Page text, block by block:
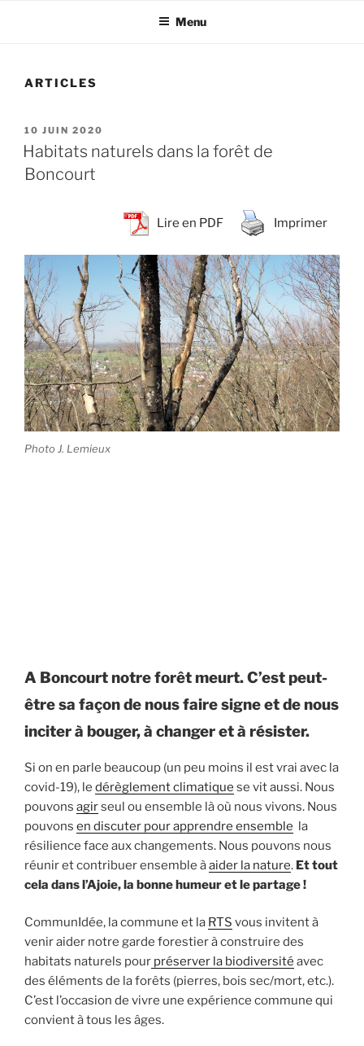
Menu
ARTICLES
PUBLIÉ
LE
10 JUIN 2020
Habitats naturels dans la forêt de
Boncourt
Lire en PDF Imprimer
Photo J. Lemieux
A Boncourt notre forêt meurt. C’est peut-
être sa façon de nous faire signe et de nous
inciter à bouger, à changer et à résister.
Si on en parle beaucoup (un peu moins il est vrai avec la
covid-19), le dérèglement climatique se vit aussi. Nous
pouvons agirseul ou ensemble là où nous vivons. Nous
pouvons en discuter pour apprendre ensemble la
résilience face aux changements. Nous pouvons nous
réunir et contribuer ensemble àaider la nature. Et tout
cela dans l’Ajoie, la bonne humeur et le partage !
CommunIdée, la commune et la RTS vous invitent à
venir aider notre garde forestier à construire des
habitats naturels pour préserver la biodiversité avec
des éléments de la forêts (pierres, bois sec/mort, etc.).
C’est l’occasion de vivre une expérience commune qui
convient à tous les âges.